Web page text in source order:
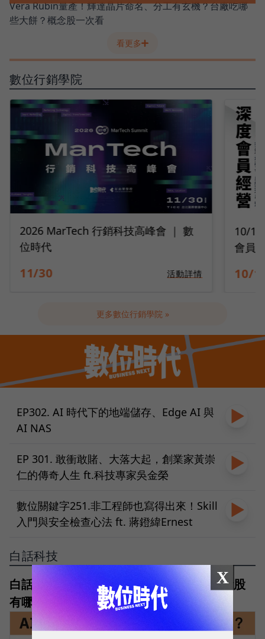
Vera Rubin量產！輝達晶片命名、分工有玄機？台廠吃哪
些大餅？概念股一次看
看更多
數位行銷學院
10/14 深度會員經營｜2026 打造最強
會員變現引擎
10/14 活動詳情
9/22
隊工
09/
更多數位行銷學院 »
EP302. AI 時代下的地端儲存、Edge AI 與
AI NAS
EP 301. 敢衝敢賭、大落大起，創業家黃崇
仁的傳奇人生 ft.科技專家吳金榮
數位關鍵字251.非工程師也寫得出來！Skill
入門與安全檢查心法 ft. 蔣鐙緯Ernest
白話科技
白話科技｜AI關鍵材料，CCL是什麼？概念股
有哪些？跟PCB差異是？
X